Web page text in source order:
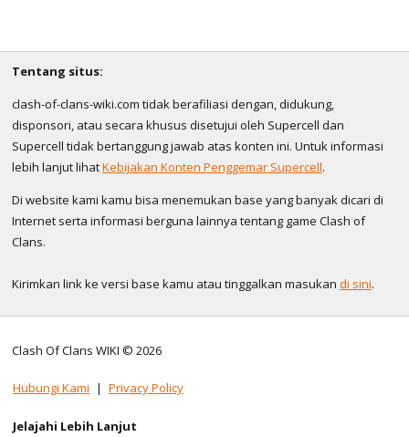
Tentang situs:
clash-of-clans-wiki.com tidak berafiliasi dengan, didukung,
disponsori, atau secara khusus disetujui oleh Supercell dan
Supercell tidak bertanggung jawab atas konten ini. Untuk informasi
lebih lanjut lihatKebijakan Konten Penggemar Supercell.
Di website kami kamu bisa menemukan base yang banyak dicari di
Internet serta informasi berguna lainnya tentang game Clash of
Clans.
Kirimkan link ke versi base kamu atau tinggalkan masukan di sini.
Clash Of Clans WIKI © 2026
Hubungi Kami | Privacy Policy
Jelajahi Lebih Lanjut